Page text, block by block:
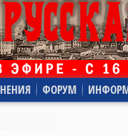
ФОРУМ